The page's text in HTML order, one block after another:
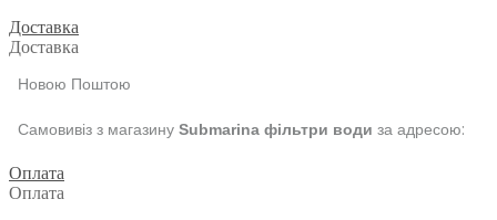
Доставка
Доставка
Новою Поштою
Самовивіз з магазину Submarina фільтри води за адресою:
Оплата
Оплата